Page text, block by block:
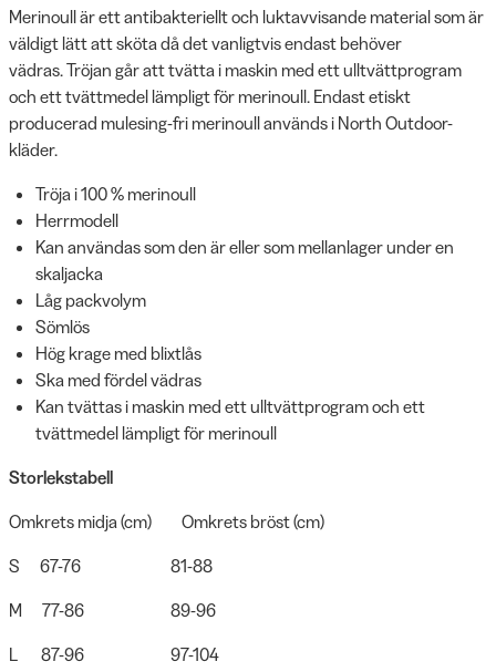
Merinoull är ett antibakteriellt och luktavvisande material som är
väldigt lätt att sköta då det vanligtvis endast behöver
vädras. Tröjan går att tvätta i maskin med ett ulltvättprogram
och ett tvättmedel lämpligt för merinoull. Endast etiskt
producerad mulesing-fri merinoull används i North Outdoor-
kläder.
Tröja i 100 % merinoull
Herrmodell
Kan användas som den är eller som mellanlager under en
skaljacka
Låg packvolym
Sömlös
Hög krage med blixtlås
Ska med fördel vädras
Kan tvättas i maskin med ett ulltvättprogram och ett
tvättmedel lämpligt för merinoull
Storlekstabell
Omkrets midja (cm) Omkrets bröst (cm)
S 67-76 81-88
M 77-86 89-96
L 87-96 97-104